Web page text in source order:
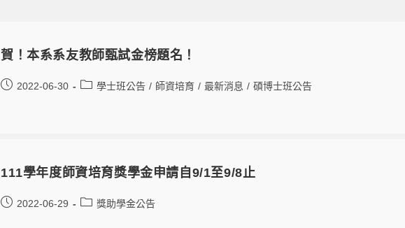
賀！本系系友教師甄試金榜題名！
2022-06-30 學士班公告 / 師資培育 / 最新消息 / 碩博士班公告
111學年度師資培育獎學金申請自9/1至9/8止
2022-06-29 獎助學金公告